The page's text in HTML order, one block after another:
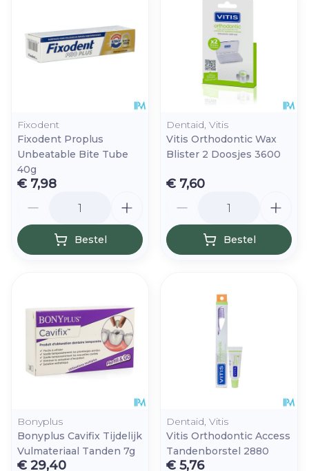
Fixodent
Fixodent Proplus
Unbeatable Bite Tube
40g
€ 7,98
Bestel
Dentaid, Vitis
Vitis Orthodontic Wax
Blister 2 Doosjes 3600
€ 7,60
Bestel
Bonyplus
Bonyplus Cavifix Tijdelijk
Vulmateriaal Tanden 7g
€ 29,40
Dentaid, Vitis
Vitis Orthodontic Access
Tandenborstel 2880
€ 5,76